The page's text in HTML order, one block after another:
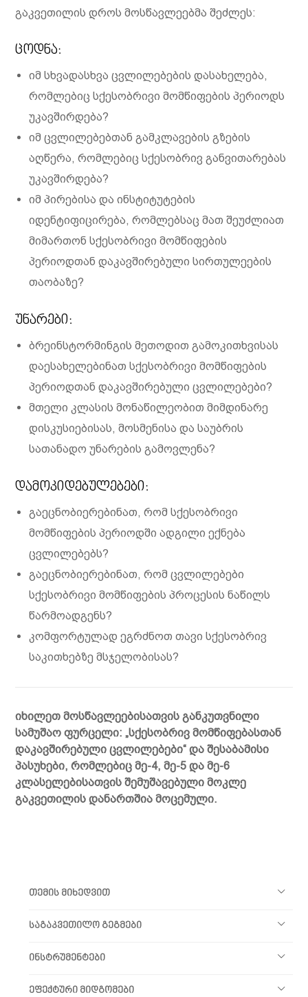
გაკვეთილის დროს მოსწავლეებმა შეძლეს:
ცოდნა:
იმ სხვადასხვა ცვლილებების დასახელება,
რომლებიც სქესობრივი მომწიფების პერიოდს
უკავშირდება?
იმ ცვლილებებთან გამკლავების გზების
აღწერა, რომლებიც სქესობრივ განვითარებას
უკავშირდება?
იმ პირებისა და ინსტიტუტების
იდენტიფიცირება, რომლებსაც მათ შეუძლიათ
მიმართონ სქესობრივი მომწიფების
პერიოდთან დაკავშირებული სირთულეების
თაობაზე?
უნარები:
ბრეინსტორმინგის მეთოდით გამოკითხვისას
დაესახელებინათ სქესობრივი მომწიფების
პერიოდთან დაკავშირებული ცვლილებები?
მთელი კლასის მონაწილეობით მიმდინარე
დისკუსიებისას, მოსმენისა და საუბრის
სათანადო უნარების გამოვლენა?
დამოკიდებულებები:
გაეცნობიერებინათ, რომ სქესობრივი
მომწიფების პერიოდში ადგილი ექნება
ცვლილებებს?
გაეცნობიერებინათ, რომ ცვლილებები
სქესობრივი მომწიფების პროცესის ნაწილს
წარმოადგენს?
კომფორტულად ეგრძნოთ თავი სქესობრივ
საკითხებზე მსჯელობისას?
იხილეთ მოსწავლეებისათვის განკუთვნილი
სამუშაო ფურცელი: „სქესობრივ მომწიფებასთან
დაკავშირებული ცვლილებები“ და შესაბამისი
პასუხები, რომლებიც მე-4, მე-5 და მე-6
კლასელებისათვის შემუშავებული მოკლე
გაკვეთილის დანართშია მოცემული.
თემის მიხედვით
საგაკვეთილო გეგმები
ინსტრუმენტები
ეფექტური მიდგომები